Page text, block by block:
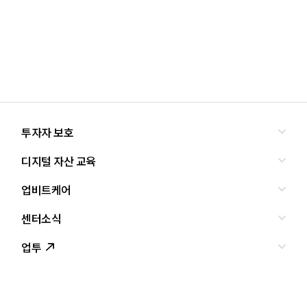
투자자 보호
올바른 투자란?
투자사기 유형과 예방
업비트 보호조치
디지털 자산 교육
교육
조사·연구
업비트케어
서비스안내
서비스신청
센터소식
인사말
업투